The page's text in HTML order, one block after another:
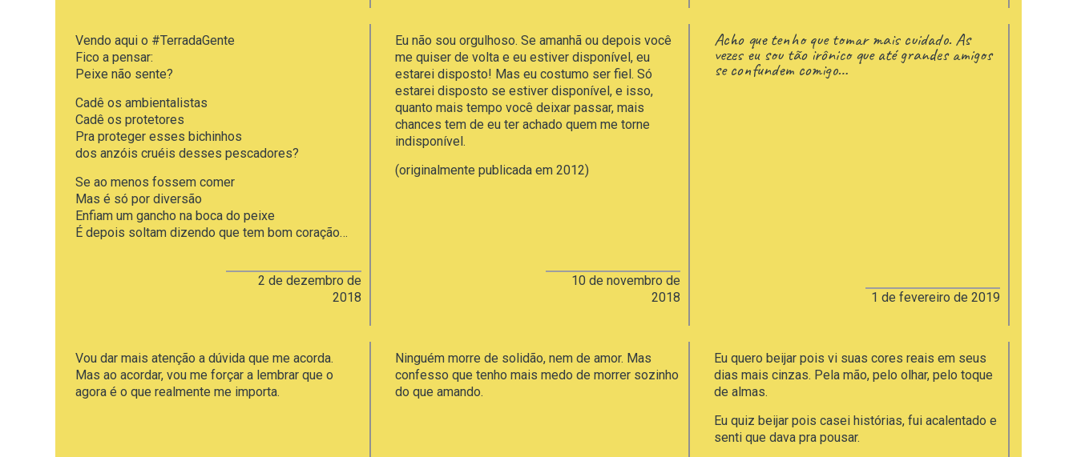
Vendo aqui o #TerradaGente
Fico a pensar:
Peixe não sente?
Cadê os ambientalistas
Cadê os protetores
Pra proteger esses bichinhos
dos anzóis cruéis desses pescadores?
Se ao menos fossem comer
Mas é só por diversão
Enfiam um gancho na boca do peixe
É depois soltam dizendo que tem bom coração…
2 de dezembro de
2018
Eu não sou orgulhoso. Se amanhã ou depois você
me quiser de volta e eu estiver disponível, eu
estarei disposto! Mas eu costumo ser fiel. Só
estarei disposto se estiver disponível, e isso,
quanto mais tempo você deixar passar, mais
chances tem de eu ter achado quem me torne
indisponível.
(originalmente publicada em 2012)
10 de novembro de
2018
Acho que tenho que tomar mais cuidado. As
vezes eu sou tão irônico que até grandes amigos
se confundem comigo…
1 de fevereiro de 2019
Vou dar mais atenção a dúvida que me acorda.
Mas ao acordar, vou me forçar a lembrar que o
agora é o que realmente me importa.
Ninguém morre de solidão, nem de amor. Mas
confesso que tenho mais medo de morrer sozinho
do que amando.
Eu quero beijar pois vi suas cores reais em seus
dias mais cinzas. Pela mão, pelo olhar, pelo toque
de almas.
Eu quiz beijar pois casei histórias, fui acalentado e
senti que dava pra pousar.